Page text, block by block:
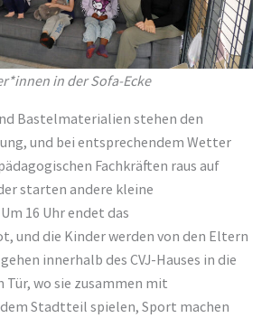
in der Sofa-Ecke
Bastelmaterialien stehen den
und bei entsprechendem Wetter
Fachkräften raus auf
starten andere kleine
16 Uhr endet das
und die Kinder werden von den Eltern
innerhalb des CVJ-Hauses in die
Tür, wo sie zusammen mit
Stadtteil spielen, Sport machen